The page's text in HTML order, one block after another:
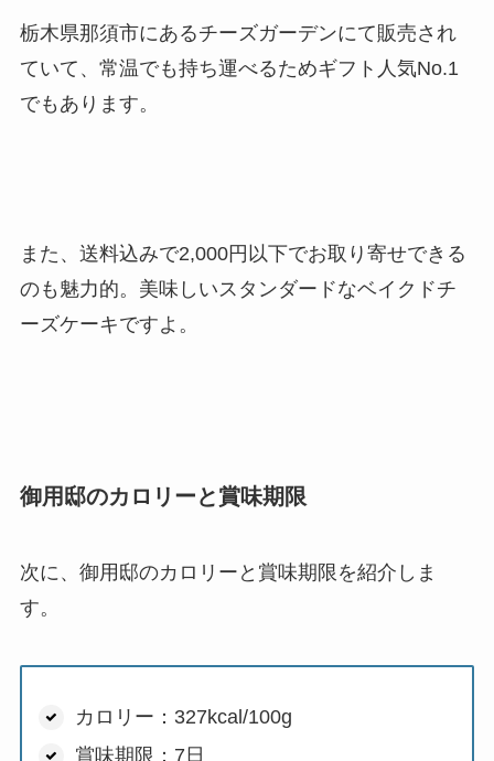
栃木県那須市にあるチーズガーデンにて販売され
ていて、常温でも持ち運べるためギフト人気No.1
でもあります。
また、送料込みで2,000円以下でお取り寄せできる
のも魅力的。美味しいスタンダードなベイクドチ
ーズケーキですよ。
御用邸のカロリーと賞味期限
次に、御用邸のカロリーと賞味期限を紹介しま
す。
カロリー：327kcal/100g
賞味期限：7日